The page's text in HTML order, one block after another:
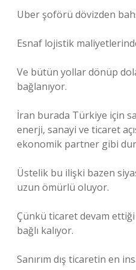
Uber şoförü dövizden
Esnaf lojistik
Ve bütün yollar dönüp
bağlanıyor.
İran burada Türkiye için
enerji, sanayi ve ticaret
ekonomik partner gibi
Üstelik bu ilişki bazen
uzun ömürlü oluyor.
Çünkü ticaret devam
bağlı kalıyor.
Sanırım dış ticaretin en